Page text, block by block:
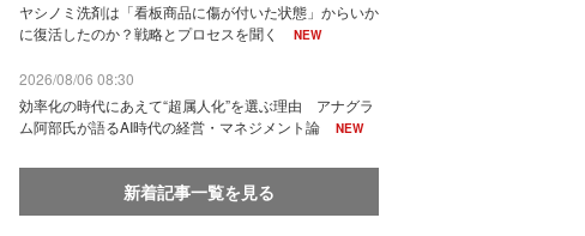
ヤシノミ洗剤は「看板商品に傷が付いた状態」からいか
に復活したのか？戦略とプロセスを聞く
NEW
2026/08/06 08:30
効率化の時代にあえて“超属人化”を選ぶ理由 アナグラ
ム阿部氏が語るAI時代の経営・マネジメント論
NEW
新着記事一覧を見る